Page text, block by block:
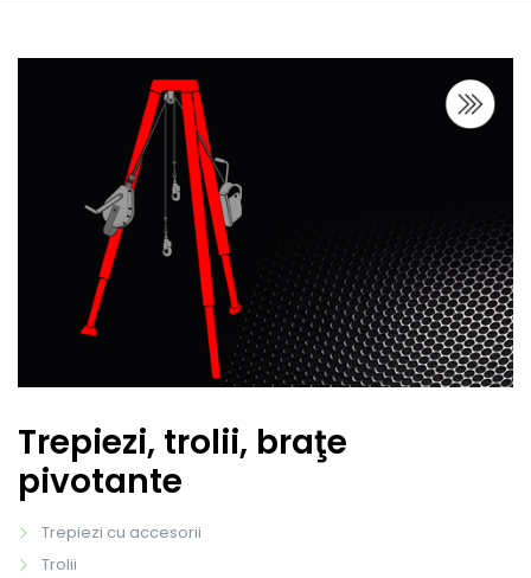
Trepiezi, trolii, braţe
pivotante
Trepiezi cu accesorii
Trolii